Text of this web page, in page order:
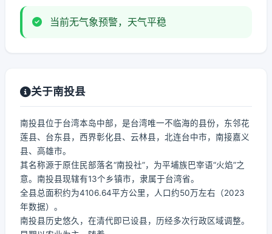
当前无气象预警，天气平稳
关于南投县
南投县位于台湾本岛中部，是台湾唯一不临海的县份，东邻花
莲县、台东县，西界彰化县、云林县，北连台中市，南接嘉义
县、高雄市。
其名称源于原住民部落名“南投社”，为平埔族巴宰语“火焰”之
意。南投县现辖有13个乡镇市，隶属于台湾省。
全县总面积约为4106.64平方公里，人口约50万左右（2023
年数据）。
南投县历史悠久，在清代即已设县，历经多次行政区域调整。